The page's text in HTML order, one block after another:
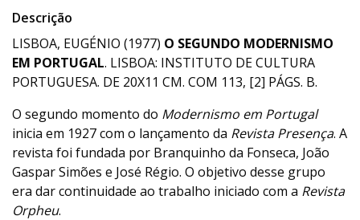
Descrição
LISBOA, EUGÉNIO (1977) O SEGUNDO MODERNISMO
EM PORTUGAL. LISBOA: INSTITUTO DE CULTURA
PORTUGUESA. DE 20X11 CM. COM 113, [2] PÁGS. B.
O segundo momento do Modernismo em Portugal
inicia em 1927 com o lançamento da Revista Presença. A
revista foi fundada por Branquinho da Fonseca, João
Gaspar Simões e José Régio. O objetivo desse grupo
era dar continuidade ao trabalho iniciado com a Revista
Orpheu.